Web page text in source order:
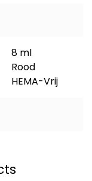
8 ml
Rood
HEMA-Vrij